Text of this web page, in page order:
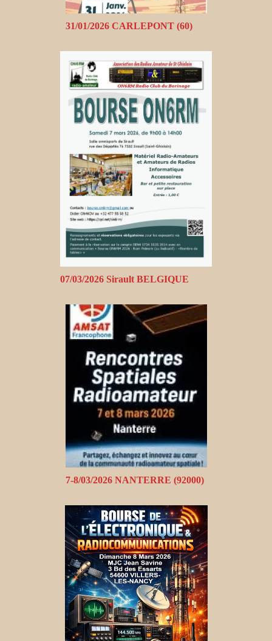
31/01/2026 CARLEPONT (60)
07/03/2026 Sirault BELGIQUE
7-8/03/2026 NANTERRE (92000)